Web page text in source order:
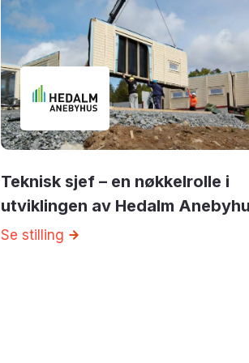
Teknisk sjef – en nøkkelrolle i
utviklingen av Hedalm
Se stilling